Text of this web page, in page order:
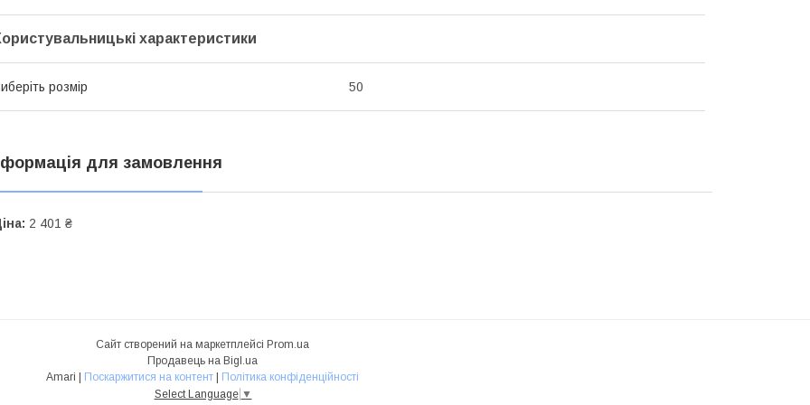
характеристики
розмір 50
для замовлення
2 401 ₴
Сайт створений на маркетплейсі Prom.ua
Продавець на Bigl.ua
Amari | Поскаржитися на контент | Політика конфіденційності
Select Language ▼